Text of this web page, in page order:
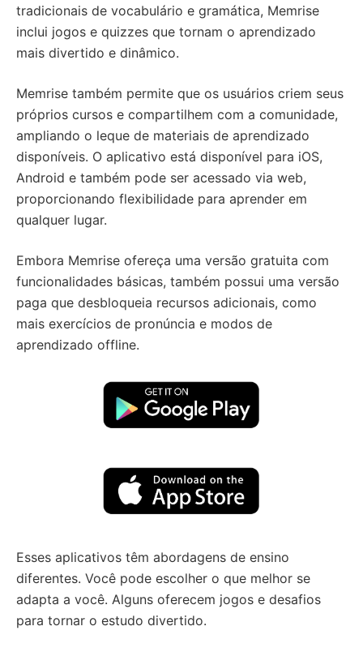
tradicionais de vocabulário e gramática, Memrise
inclui jogos e quizzes que tornam o aprendizado
mais divertido e dinâmico.
Memrise também permite que os usuários criem seus
próprios cursos e compartilhem com a comunidade,
ampliando o leque de materiais de aprendizado
disponíveis. O aplicativo está disponível para iOS,
Android e também pode ser acessado via web,
proporcionando flexibilidade para aprender em
qualquer lugar.
Embora Memrise ofereça uma versão gratuita com
funcionalidades básicas, também possui uma versão
paga que desbloqueia recursos adicionais, como
mais exercícios de pronúncia e modos de
aprendizado offline.
Esses aplicativos têm abordagens de ensino
diferentes. Você pode escolher o que melhor se
adapta a você. Alguns oferecem jogos e desafios
para tornar o estudo divertido.